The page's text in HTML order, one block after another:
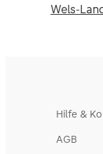
Wels-
Hilfe &
AGB